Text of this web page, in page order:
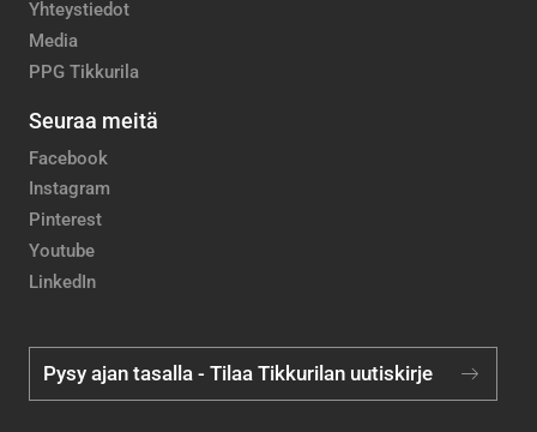
Yhteystiedot
Media
PPG Tikkurila
Seuraa meitä
Facebook
Instagram
Pinterest
Youtube
LinkedIn
Pysy ajan tasalla - Tilaa Tikkurilan uutiskirje